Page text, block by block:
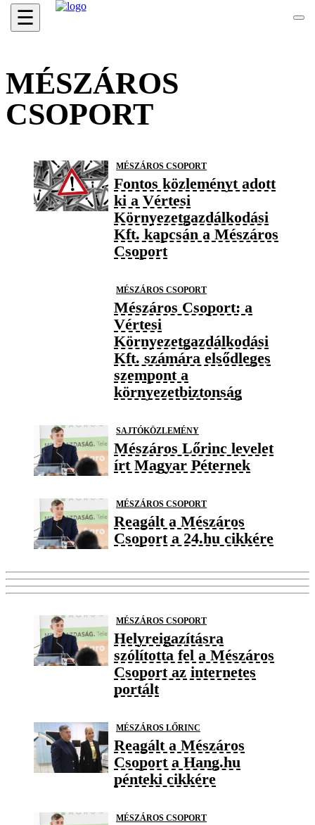
☰
MÉSZÁROS
CSOPORT
MÉSZÁROS CSOPORT
Fontos közleményt adott
ki a Vértesi
Környezetgazdálkodási
Kft. kapcsán a Mészáros
Csoport
MÉSZÁROS CSOPORT
Mészáros Csoport: a
Vértesi
Környezetgazdálkodási
Kft. számára elsődleges
szempont a
környezetbiztonság
SAJTÓKÖZLEMÉNY
Mészáros Lőrinc levelet
írt Magyar Péternek
MÉSZÁROS CSOPORT
Reagált a Mészáros
Csoport a 24.hu cikkére
MÉSZÁROS CSOPORT
Helyreigazításra
szólította fel a Mészáros
Csoport az internetes
portált
MÉSZÁROS LŐRINC
Reagált a Mészáros
Csoport a Hang.hu
pénteki cikkére
MÉSZÁROS CSOPORT